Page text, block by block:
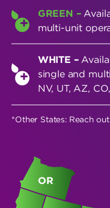
GREEN –
multi-unit
WHITE –
single and
NV, UT, AZ,
*Other States: Reach
OR